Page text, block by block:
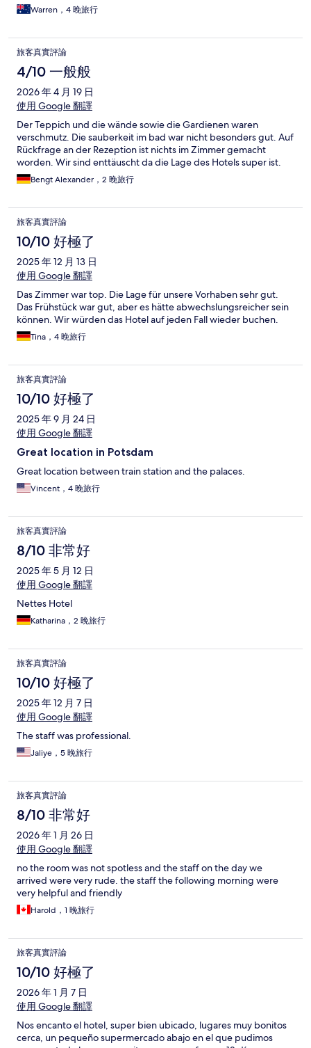
Warren，4 晚旅行
旅客真實評論
4/10 一般般
2026 年 4 月 19 日
使用 Google 翻譯
Der Teppich und die wände sowie die Gardienen waren
verschmutz. Die sauberkeit im bad war nicht besonders gut. Auf
Rückfrage an der Rezeption ist nichts im Zimmer gemacht
worden. Wir sind enttäuscht da die Lage des Hotels super ist.
Bengt Alexander，2 晚旅行
旅客真實評論
10/10 好極了
2025 年 12 月 13 日
使用 Google 翻譯
Das Zimmer war top. Die Lage für unsere Vorhaben sehr gut.
Das Frühstück war gut, aber es hätte abwechslungsreicher sein
können. Wir würden das Hotel auf jeden Fall wieder buchen.
Tina，4 晚旅行
旅客真實評論
10/10 好極了
2025 年 9 月 24 日
使用 Google 翻譯
Great location in Potsdam
Great location between train station and the palaces.
Vincent，4 晚旅行
旅客真實評論
8/10 非常好
2025 年 5 月 12 日
使用 Google 翻譯
Nettes Hotel
Katharina，2 晚旅行
旅客真實評論
10/10 好極了
2025 年 12 月 7 日
使用 Google 翻譯
The staff was professional.
Jaliye，5 晚旅行
旅客真實評論
8/10 非常好
2026 年 1 月 26 日
使用 Google 翻譯
no the room was not spotless and the staff on the day we
arrived were very rude. the staff the following morning were
very helpful and friendly
Harold，1 晚旅行
旅客真實評論
10/10 好極了
2026 年 1 月 7 日
使用 Google 翻譯
Nos encanto el hotel, super bien ubicado, lugares muy bonitos
cerca, un pequeño supermercado abajo en el que pudimos